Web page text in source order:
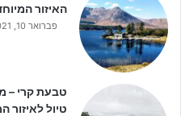
האיזור
פברואר 10, 2021
טבעת קרי –
טיול לאיזור